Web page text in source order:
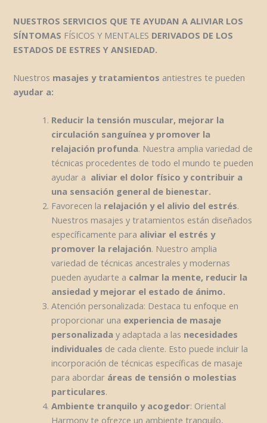
NUESTROS SERVICIOS QUE TE AYUDAN A ALIVIAR LOS
SÍNTOMAS FÍSICOS Y MENTALES DERIVADOS DE LOS
ESTADOS DE ESTRES Y ANSIEDAD.
Nuestros masajes y tratamientos antiestres te pueden
ayudar a:
Reducir la tensión muscular, mejorar la
circulación sanguínea y promover la
relajación profunda. Nuestra amplia variedad de
técnicas procedentes de todo el mundo te pueden
ayudar a aliviar el dolor físico y contribuir a
una sensación general de bienestar.
Favorecen la relajación y el alivio del estrés.
Nuestros masajes y tratamientos están diseñados
específicamente para aliviar el estrés y
promover la relajación. Nuestro amplia
variedad de técnicas ancestrales y modernas
pueden ayudarte a calmar la mente, reducir la
ansiedad y mejorar el estado de ánimo.
Atención personalizada: Destaca tu enfoque en
proporcionar una experiencia de masaje
personalizada y adaptada a las necesidades
individuales de cada cliente. Esto puede incluir la
incorporación de técnicas específicas de masaje
para abordar áreas de tensión o molestias
particulares.
Ambiente tranquilo y acogedor: Oriental
Harmony te ofrezce un ambiente tranquilo,